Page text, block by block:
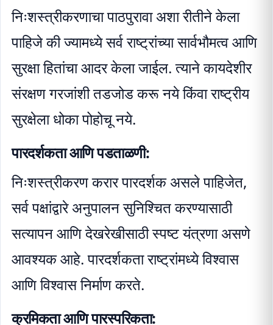
निःशस्त्रीकरणाचा पाठपुरावा अशा रीतीने केला
पाहिजे की ज्यामध्ये सर्व राष्ट्रांच्या सार्वभौमत्व आणि
सुरक्षा हितांचा आदर केला जाईल. त्याने कायदेशीर
संरक्षण गरजांशी तडजोड करू नये किंवा राष्ट्रीय
सुरक्षेला धोका पोहोचू नये.
पारदर्शकता आणि पडताळणी:
निःशस्त्रीकरण करार पारदर्शक असले पाहिजेत,
सर्व पक्षांद्वारे अनुपालन सुनिश्चित करण्यासाठी
सत्यापन आणि देखरेखीसाठी स्पष्ट यंत्रणा असणे
आवश्यक आहे. पारदर्शकता राष्ट्रांमध्ये विश्वास
आणि विश्वास निर्माण करते.
क्रमिकता आणि पारस्परिकता: